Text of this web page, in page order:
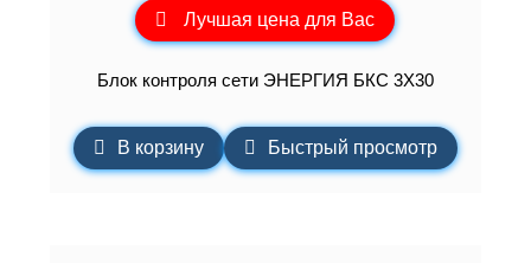
Лучшая цена для Вас
Блок контроля сети ЭНЕРГИЯ БКС 3Х30
В корзину Быстрый просмотр